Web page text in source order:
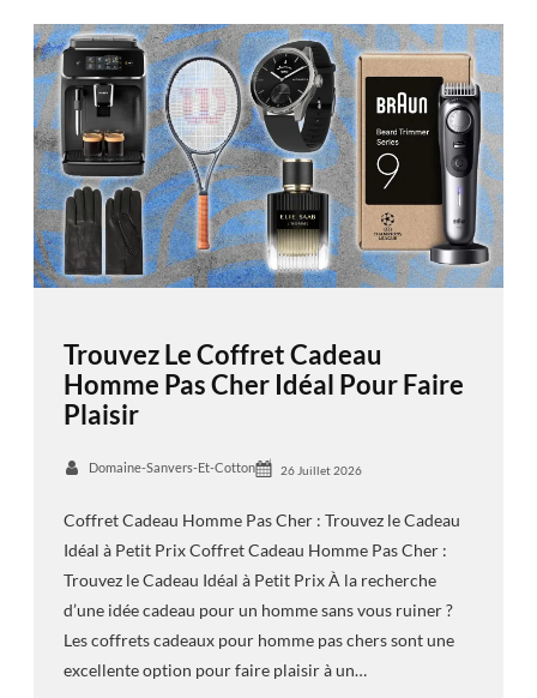
Trouvez Le Coffret Cadeau
Homme Pas Cher Idéal Pour Faire
Plaisir
Domaine-Sanvers-Et-Cotton 26 Juillet 2026
Coffret Cadeau Homme Pas Cher : Trouvez le Cadeau
Idéal à Petit Prix Coffret Cadeau Homme Pas Cher :
Trouvez le Cadeau Idéal à Petit Prix À la recherche
d’une idée cadeau pour un homme sans vous ruiner ?
Les coffrets cadeaux pour homme pas chers sont une
excellente option pour faire plaisir à un…